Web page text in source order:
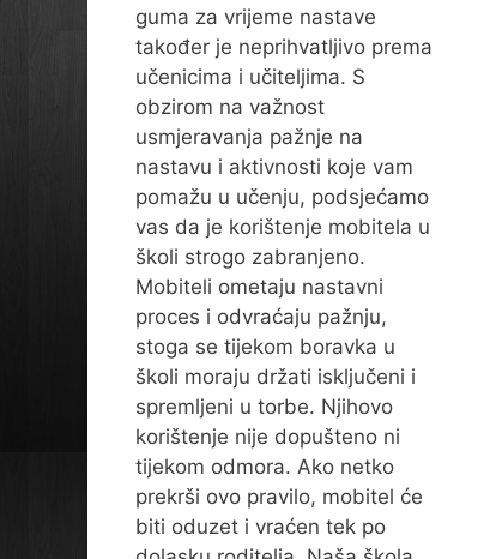
guma za vrijeme nastave
također je neprihvatljivo prema
učenicima i učiteljima. S
obzirom na važnost
usmjeravanja pažnje na
nastavu i aktivnosti koje vam
pomažu u učenju, podsjećamo
vas da je korištenje mobitela u
školi strogo zabranjeno.
Mobiteli ometaju nastavni
proces i odvraćaju pažnju,
stoga se tijekom boravka u
školi moraju držati isključeni i
spremljeni u torbe. Njihovo
korištenje nije dopušteno ni
tijekom odmora. Ako netko
prekrši ovo pravilo, mobitel će
biti oduzet i vraćen tek po